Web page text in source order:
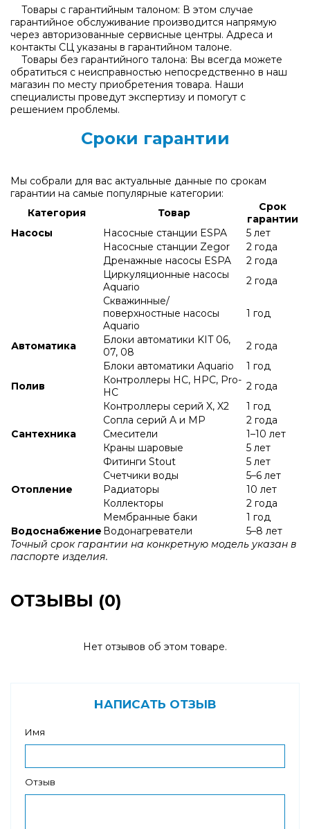
Товары с гарантийным талоном: В этом случае
гарантийное обслуживание производится напрямую
через авторизованные сервисные центры. Адреса и
контакты СЦ указаны в гарантийном талоне.
Товары без гарантийного талона: Вы всегда можете
обратиться с неисправностью непосредственно в наш
магазин по месту приобретения товара. Наши
специалисты проведут экспертизу и помогут с
решением проблемы.
Сроки гарантии
Мы собрали для вас актуальные данные по срокам
гарантии на самые популярные категории:
Категория
Товар
Срок
гарантии
Насосы
Насосные станции ESPA
5 лет
Насосные станции Zegor
2 года
Дренажные насосы ESPA
2 года
Циркуляционные насосы
Aquario
2 года
Скважинные/
поверхностные насосы
Aquario
1 год
Автоматика
Блоки автоматики KIT 06,
07, 08
2 года
Блоки автоматики Aquario
1 год
Полив
Контроллеры HC, HPC, Pro-
HC
2 года
Контроллеры серий X, X2
1 год
Сопла серий A и МР
2 года
Сантехника
Смесители
1–10 лет
Краны шаровые
5 лет
Фитинги Stout
5 лет
Счетчики воды
5–6 лет
Отопление
Радиаторы
10 лет
Коллекторы
2 года
Мембранные баки
1 год
Водоснабжение Водонагреватели
5–8 лет
Точный срок гарантии на конкретную модель указан в
паспорте изделия.
ОТЗЫВЫ (0)
Нет отзывов об этом товаре.
НАПИСАТЬ ОТЗЫВ
Имя
Отзыв